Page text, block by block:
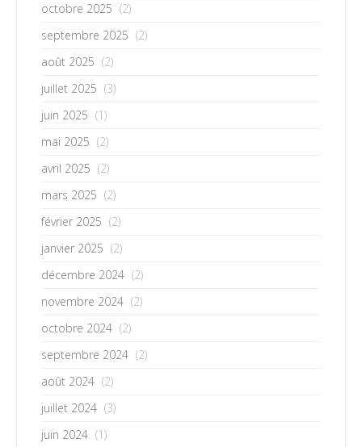
octobre 2025 (2)
septembre 2025 (2)
août 2025 (2)
juillet 2025 (3)
juin 2025 (1)
mai 2025 (2)
avril 2025 (2)
mars 2025 (2)
février 2025 (2)
janvier 2025 (2)
décembre 2024 (2)
novembre 2024 (2)
octobre 2024 (2)
septembre 2024 (2)
août 2024 (2)
juillet 2024 (3)
juin 2024 (1)